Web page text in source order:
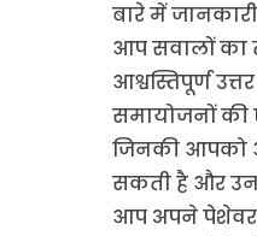
बारे में
आप सवालों का
आश्वस्तिपूर्ण
समायोजनों
जिनकी आपको
सकती है और उन
आप अपने पेशेवर